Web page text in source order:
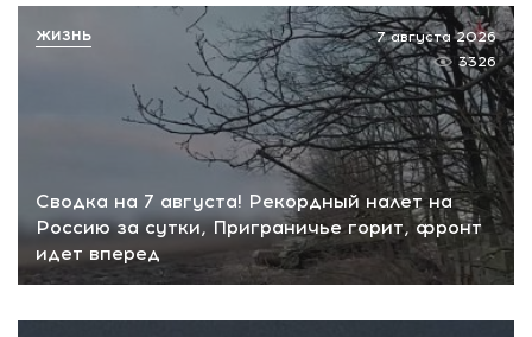
Сводка на 7 августа! Рекордный налет на
Россию за сутки, Приграничье горит, фронт
идет вперед
7 августа 2026
3326
ЖИЗНЬ